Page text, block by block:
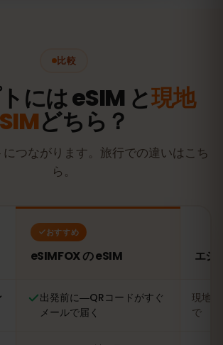
比較
には eSIM と現地
SIMどちら？
につながります。旅行での違いはこち
ら。
おすすめ
eSIMFOX の eSIM エジ
出発前に―QRコードがすぐ
メールで届く
現地
で